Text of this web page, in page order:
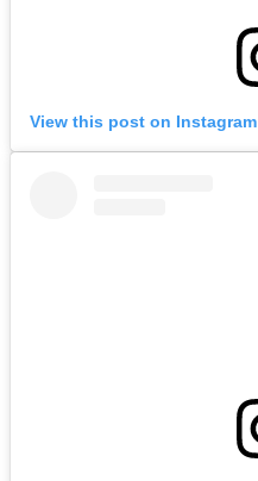
View this post on Instagram